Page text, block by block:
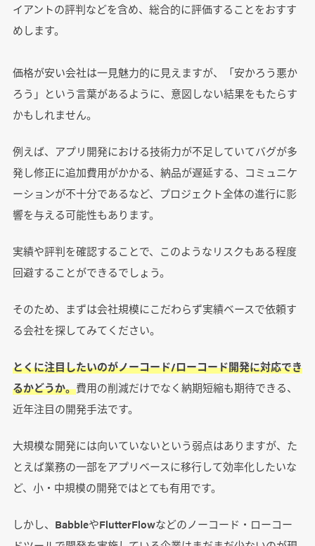
イアントの評判などを含め、総合的に評価することをおすす
めします。
価格が安い会社は一見魅力的に見えますが、「安かろう悪か
ろう」という言葉があるように、意図しない結果をもたらす
かもしれません。
例えば、アプリ開発における技術力が不足していてバグが多
発し修正に追加費用がかかる、納品が遅延する、コミュニケ
ーションが不十分であるなど、プロジェクト全体の進行に影
響を与える可能性もあります。
実績や評判を確認することで、このようなリスクもある程度
回避することができるでしょう。
そのため、まずは会社規模にこだわらず実績ベースで依頼す
る会社を探してみてください。
とくに注目したいのがノーコード/ローコード開発に対応でき
るかどうか。費用の削減だけでなく納期短縮も期待できる、
近年注目の開発手法です。
大規模な開発には向いていないという弱点はありますが、た
とえば業務の一部をアプリベースに移行して効率化したいな
ど、小・中規模の開発ではとても有用です。
しかし、BabbleやFlutterFlowなどのノーコード・ローコー